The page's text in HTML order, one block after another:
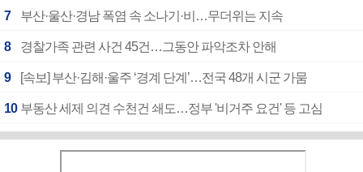
7 부산·울산·경남 폭염 속 소나기·비…무더위는 지속
8 경찰가족 관련 사건 45건…그동안 파악조차 안해
9 [속보] 부산·김해·울주 ‘경계 단계’…전국 48개 시군 가뭄
10 부동산 세제 의견 수천건 쇄도…정부 '비거주 요건' 등 고심